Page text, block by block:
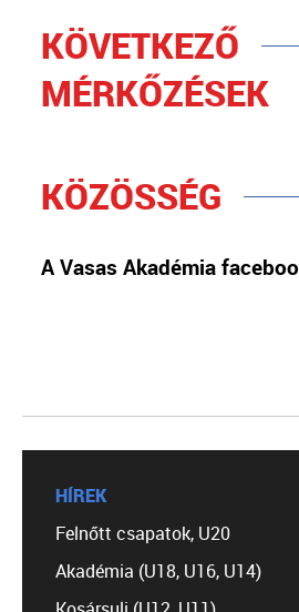
KÖVETKEZŐ
MÉRKŐZÉSEK
KÖZÖSSÉG
A Vasas Akadémia
HÍREK
Felnőtt csapatok, U20
Akadémia (U18, U16, U14)